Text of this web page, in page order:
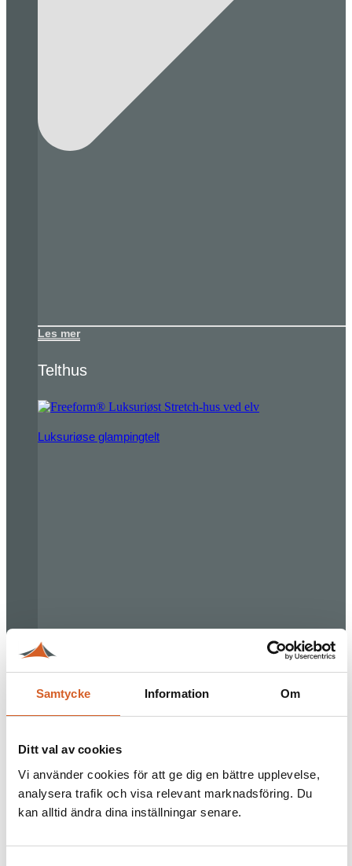
Samtycke Information Om
Ditt val av cookies
Vi använder cookies för att ge dig en bättre upplevelse,
analysera trafik och visa relevant marknadsföring. Du
kan alltid ändra dina inställningar senare.
Les mer
Telthus
Luksuriøse glampingtelt